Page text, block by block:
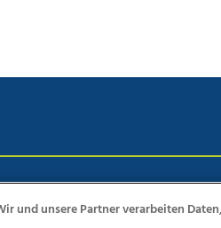
und unsere Partner verarbeiten